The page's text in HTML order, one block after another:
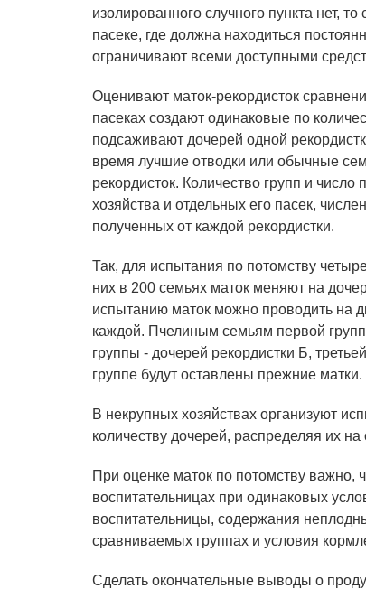
изолированного случного пункта нет,
пасеке, где должна находиться
ограничивают всеми доступными
Оценивают маток-рекордисток
пасеках создают одинаковые по
подсаживают дочерей одной
время лучшие отводки или обычные
рекордисток. Количество групп и
хозяйства и отдельных его пасек,
полученных от каждой рекордистки.
Так, для испытания по потомству
них в 200 семьях маток меняют на
испытанию маток можно проводить на
каждой. Пчелиным семьям первой
группы - дочерей рекордистки Б,
группе будут оставлены прежние матки.
В некрупных хозяйствах организуют
количеству дочерей, распределяя их на
При оценке маток по потомству
воспитательницах при одинаковых
воспитательницы, содержания
сравниваемых группах и условия
Сделать окончательные выводы о